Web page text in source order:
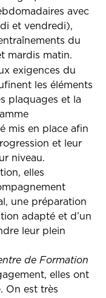
avec
et vendredi),
du
mardis matin.
exigences du
les éléments
plaquages et la
mis en place afin
et leur
niveau.
elles
une préparation
adapté et d’un
leur plein
de Formation
elles ont
On est très